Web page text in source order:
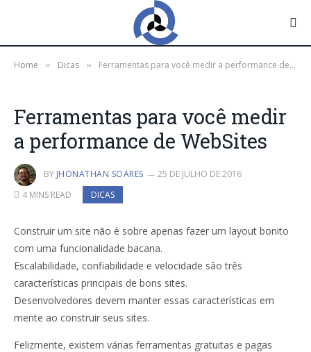
Home » Dicas » Ferramentas para você medir a performance de WebSites
Ferramentas para você medir
a performance de WebSites
BY JHONATHAN SOARES
25 DE JULHO DE 2016
4 MINS READ
DICAS
Construir um site não é sobre apenas fazer um layout bonito
com uma funcionalidade bacana.
Escalabilidade, confiabilidade e velocidade são três
características principais de bons sites.
Desenvolvedores devem manter essas características em
mente ao construir seus sites.
Felizmente, existem várias ferramentas gratuitas e pagas